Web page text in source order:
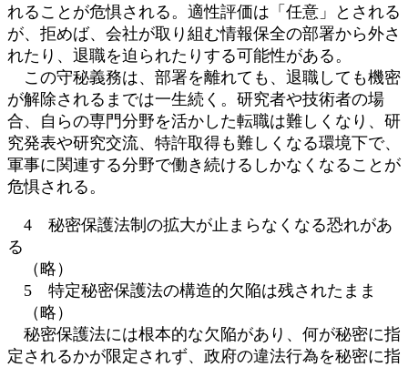
れることが危惧される。適性評価は「任意」とされる
が、拒めば、会社が取り組む情報保全の部署から外さ
れたり、退職を迫られたりする可能性がある。
この守秘義務は、部署を離れても、退職しても機密
が解除されるまでは一生続く。研究者や技術者の場
合、自らの専門分野を活かした転職は難しくなり、研
究発表や研究交流、特許取得も難しくなる環境下で、
軍事に関連する分野で働き続けるしかなくなることが
危惧される。
4 秘密保護法制の拡大が止まらなくなる恐れがあ
る
（略）
5 特定秘密保護法の構造的欠陥は残されたまま
（略）
秘密保護法には根本的な欠陥があり、何が秘密に指
定されるかが限定されず、政府の違法行為を秘密に指